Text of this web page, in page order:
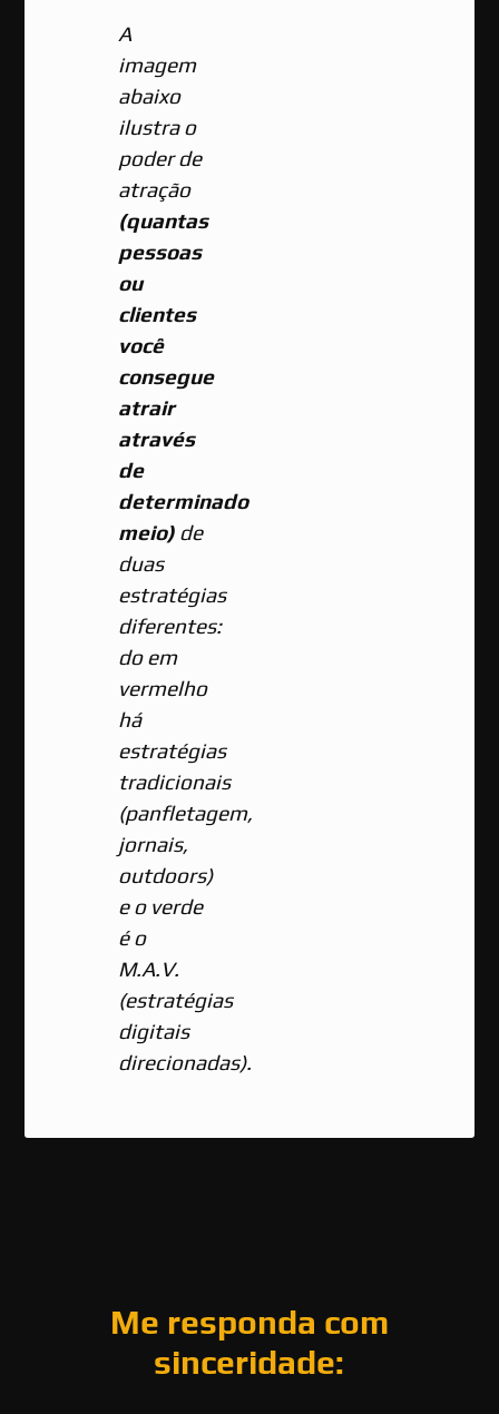
A
imagem
abaixo
ilustra o
poder de
atração
(quantas
pessoas
ou
clientes
você
consegue
atrair
através
de
determinado
meio) de
duas
estratégias
diferentes:
do em
vermelho
há
estratégias
tradicionais
(panfletagem,
jornais,
outdoors)
e o verde
é o
M.A.V.
(estratégias
digitais
direcionadas).
Me responda com
sinceridade: